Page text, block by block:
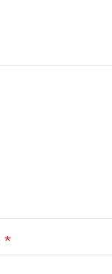
*